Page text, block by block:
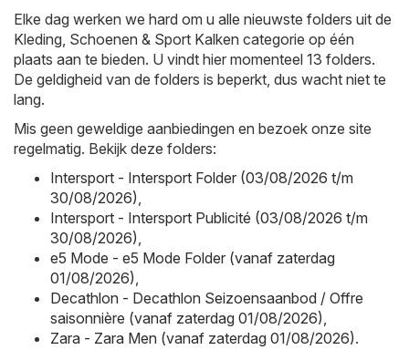
Elke dag werken we hard om u alle nieuwste folders uit de
Kleding, Schoenen & Sport Kalken categorie op één
plaats aan te bieden. U vindt hier momenteel 13 folders.
De geldigheid van de folders is beperkt, dus wacht niet te
lang.
Mis geen geweldige aanbiedingen en bezoek onze site
regelmatig. Bekijk deze folders:
Intersport - Intersport Folder (03/08/2026 t/m
30/08/2026)
Intersport - Intersport Publicité (03/08/2026 t/m
30/08/2026)
e5 Mode - e5 Mode Folder (vanaf zaterdag
01/08/2026)
Decathlon - Decathlon Seizoensaanbod / Offre
saisonnière (vanaf zaterdag 01/08/2026)
Zara - Zara Men (vanaf zaterdag 01/08/2026).